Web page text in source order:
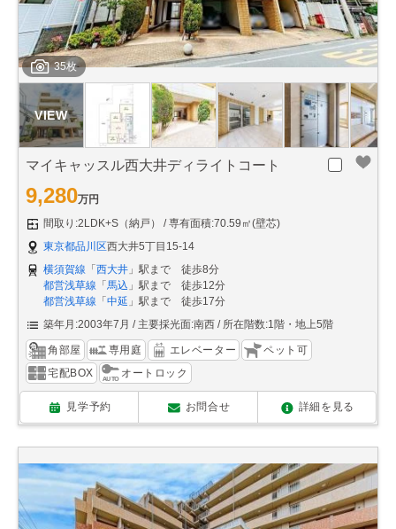
35枚
マイキャッスル西大井ディライトコート
9,280万円
間取り:2LDK+S（納戸）
専有面積:70.59㎡(壁芯)
東京都品川区西大井5丁目15-14
横須賀線 「 西大井 」駅まで 徒歩8分
都営浅草線 「 馬込 」駅まで 徒歩12分
都営浅草線 「 中延 」駅まで 徒歩17分
築年月:2003年7月
主要採光面:南西 所在階数:1階・地上5階
角部屋 専用庭 エレベーター
ペット可
宅配BOX
オートロック
見学予約 お問合せ 詳細を見る